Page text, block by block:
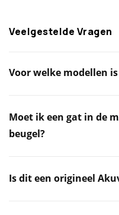
Veelgestelde Vragen
Voor welke modellen
Moet ik een gat in de
beugel?
Is dit een origineel